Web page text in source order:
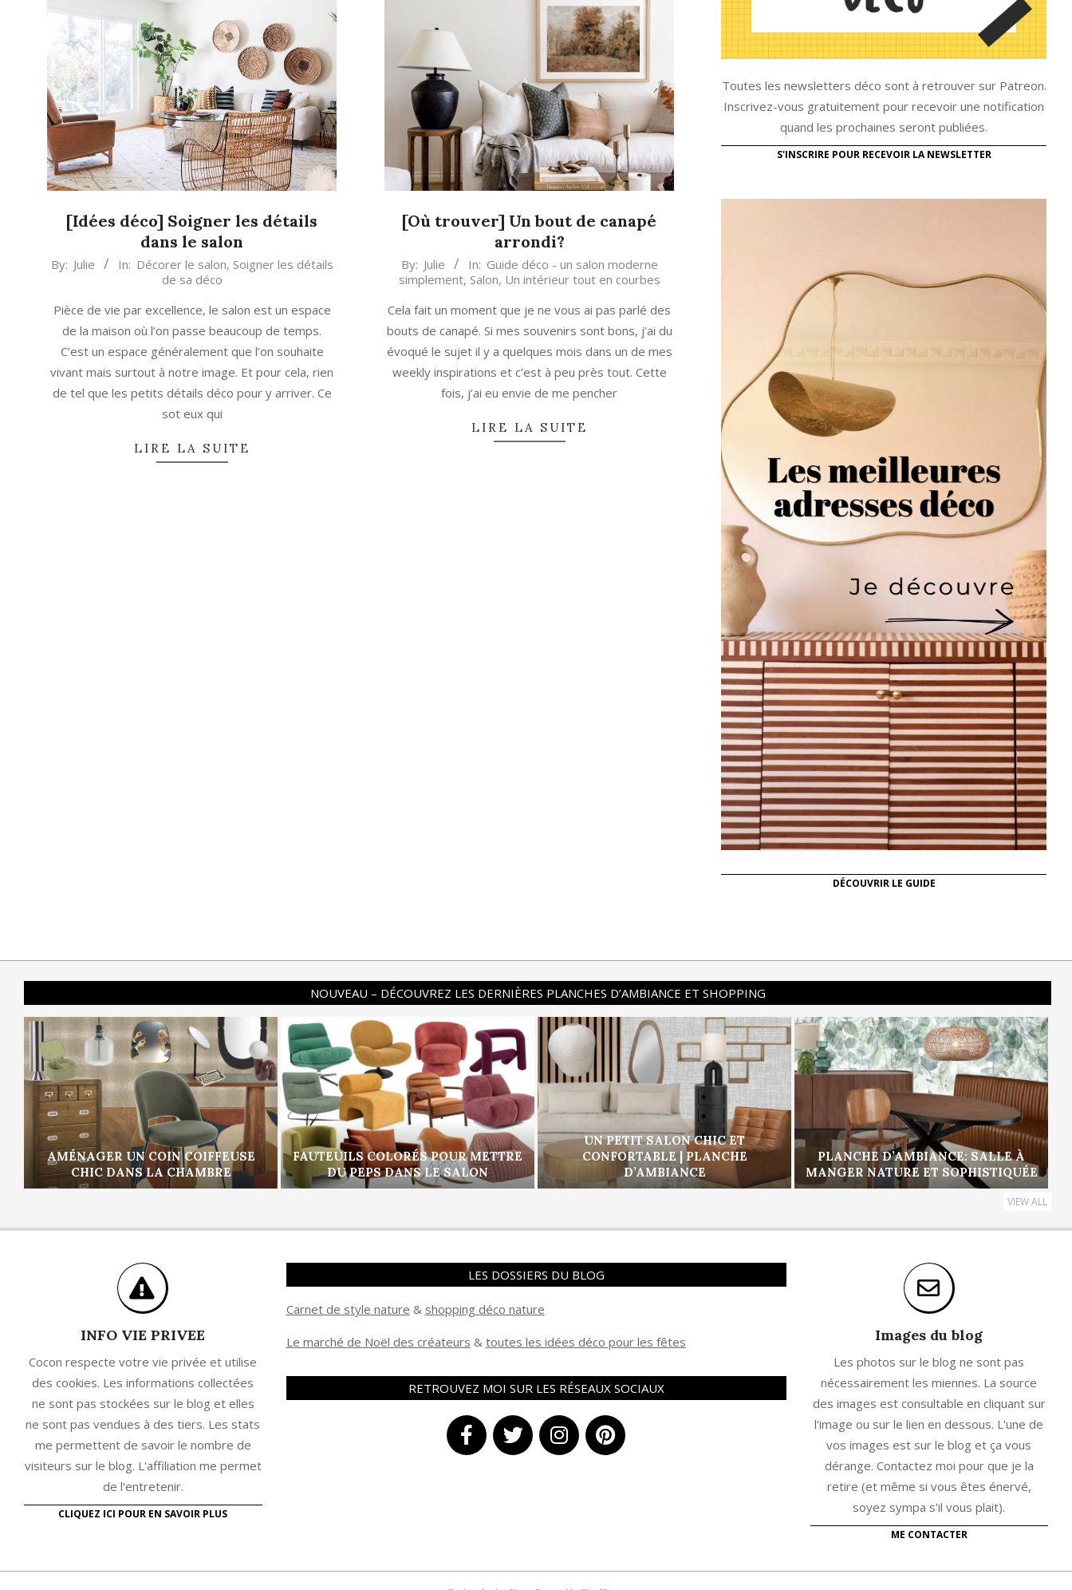
[Idées déco] Soigner les détails
dans le salon
2022-
04
By: Julie In: Décorer le salon, Soigner les détails
de sa déco
Pièce de vie par excellence, le salon est un espace
de la maison où l’on passe beaucoup de temps.
C’est un espace généralement que l’on souhaite
vivant mais surtout à notre image. Et pour cela, rien
de tel que les petits détails déco pour y arriver. Ce
sot eux qui
LIRE LA SUITE
[Où trouver] Un bout de canapé
arrondi?
2022-
07-
29
By: Julie In: Guide déco - un salon moderne
simplement, Salon, Un intérieur tout en courbes
Cela fait un moment que je ne vous ai pas parlé des
bouts de canapé. Si mes souvenirs sont bons, j’ai du
évoqué le sujet il y a quelques mois dans un de mes
weekly inspirations et c’est à peu près tout. Cette
fois, j’ai eu envie de me pencher
LIRE LA SUITE
Toutes les newsletters déco sont à retrouver sur Patreon.
Inscrivez-vous gratuitement pour recevoir une notification
quand les prochaines seront publiées.
S'INSCRIRE POUR RECEVOIR LA NEWSLETTER
DÉCOUVRIR LE GUIDE
NOUVEAU – DÉCOUVREZ LES DERNIÈRES PLANCHES D’AMBIANCE ET SHOPPING
AMÉNAGER UN COIN COIFFEUSE
CHIC DANS LA CHAMBRE
FAUTEUILS COLORÉS POUR METTRE
DU PEPS DANS LE SALON
UN PETIT SALON CHIC ET
CONFORTABLE | PLANCHE
D’AMBIANCE
PLANCHE D’AMBIANCE: SALLE À
MANGER NATURE ET SOPHISTIQUÉE
VIEW ALL
INFO VIE PRIVEE
Cocon respecte votre vie privée et utilise
des cookies. Les informations collectées
ne sont pas stockées sur le blog et elles
ne sont pas vendues à des tiers. Les stats
me permettent de savoir le nombre de
visiteurs sur le blog. L'affiliation me permet
de l'entretenir.
CLIQUEZ ICI POUR EN SAVOIR PLUS
LES DOSSIERS DU BLOG
Carnet de style nature & shopping déco nature
Le marché de Noël des créateurs & toutes les idées déco pour les fêtes
RETROUVEZ MOI SUR LES RÉSEAUX SOCIAUX
Images du blog
Les photos sur le blog ne sont pas
nécessairement les miennes. La source
des images est consultable en cliquant sur
l'image ou sur le lien en dessous. L'une de
vos images est sur le blog et ça vous
dérange. Contactez moi pour que je la
retire (et même si vous êtes énervé,
soyez sympa s'il vous plait).
ME CONTACTER